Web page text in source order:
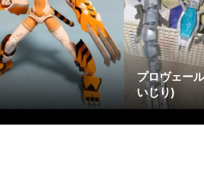
プロヴェー
いじり)